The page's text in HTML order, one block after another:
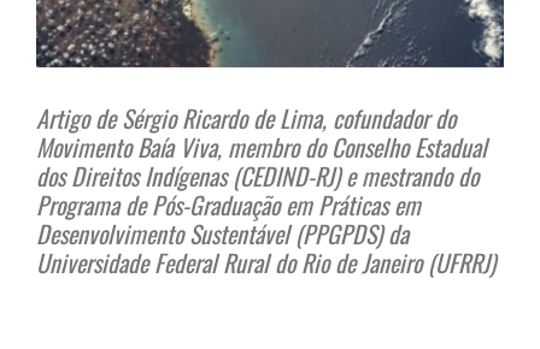
Artigo de Sérgio Ricardo de Lima, cofundador do
Movimento Baía Viva, membro do Conselho Estadual
dos Direitos Indígenas (CEDIND-RJ) e mestrando do
Programa de Pós-Graduação em Práticas em
Desenvolvimento Sustentável (PPGPDS) da
Universidade Federal Rural do Rio de Janeiro (UFRRJ)